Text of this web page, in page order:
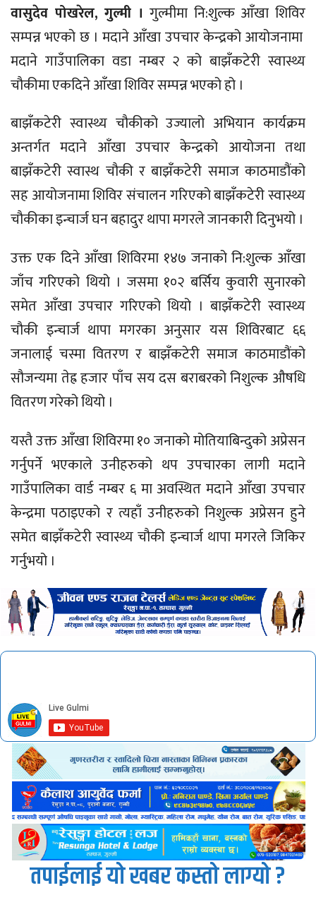
वासुदेव पोखरेल, गुल्मी । गुल्मीमा नि:शुल्क आँखा शिविर
सम्पन्न भएको छ । मदाने आँखा उपचार केन्द्रको आयोजनामा
मदाने गाउँपालिका वडा नम्बर २ को बाझँकटेरी स्वास्थ्य
चौकीमा एकदिने आँखा शिविर सम्पन्न भएको हो ।
बाझँकटेरी स्वास्थ्य चौकीको उज्यालो अभियान कार्यक्रम
अन्तर्गत मदाने आँखा उपचार केन्द्रको आयोजना तथा
बाझँकटेरी स्वास्थ चौकी र बाझँकटेरी समाज काठमाडौंको
सह आयोजनामा शिविर संचालन गरिएको बाझँकटेरी स्वास्थ्य
चौकीका इन्चार्ज घन बहादुर थापा मगरले जानकारी दिनुभयो ।
उक्त एक दिने आँखा शिविरमा १४७ जनाको नि:शुल्क आँखा
जाँच गरिएको थियो । जसमा १०२ बर्सिय कुवारी सुनारको
समेत आँखा उपचार गरिएको थियो । बाझँकटेरी स्वास्थ्य
चौकी इन्चार्ज थापा मगरका अनुसार यस शिविरबाट ६६
जनालाई चस्मा वितरण र बाझँकटेरी समाज काठमाडौंको
सौजन्यमा तेह्र हजार पाँच सय दस बराबरको निशुल्क औषधि
वितरण गरेको थियो ।
यस्तै उक्त आँखा शिविरमा १० जनाको मोतियाबिन्दुको अप्रेसन
गर्नुपर्ने भएकाले उनीहरुको थप उपचारका लागी मदाने
गाउँपालिका वार्ड नम्बर ६ मा अवस्थित मदाने आँखा उपचार
केन्द्रमा पठाइएको र त्यहाँ उनीहरुको निशुल्क अप्रेसन हुने
समेत बाझँकटेरी स्वास्थ्य चौकी इन्चार्ज थापा मगरले जिकिर
गर्नुभयो ।
तपाईलाई यो खबर कस्तो लाग्यो ?